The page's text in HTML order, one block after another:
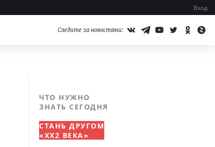
Вход
Следите за новостями:
ЧТО НУЖНО
ЗНАТЬ СЕГОДНЯ
СТАНЬ ДРУГОМ
«XX2 ВЕКА»